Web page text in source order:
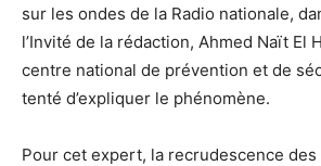
sur les ondes de la Radio nationale,
l’Invité de la rédaction, Ahmed Naït El
centre national de prévention et de
tenté d’expliquer le phénomène.
Pour cet expert, la recrudescence